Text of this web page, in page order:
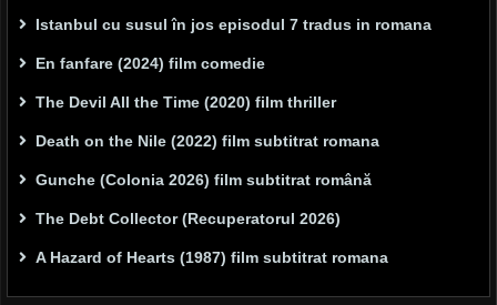
Istanbul cu susul în jos episodul 7 tradus in romana
En fanfare (2024) film comedie
The Devil All the Time (2020) film thriller
Death on the Nile (2022) film subtitrat romana
Gunche (Colonia 2026) film subtitrat română
The Debt Collector (Recuperatorul 2026)
A Hazard of Hearts (1987) film subtitrat romana